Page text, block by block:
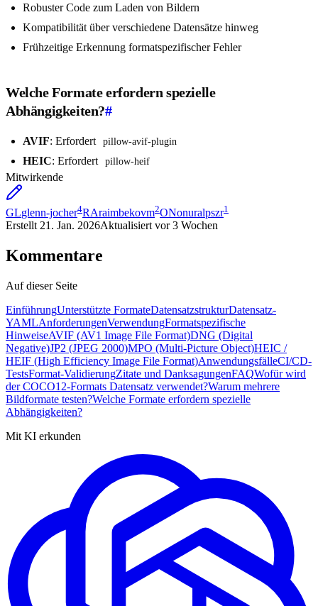
Robuster Code zum Laden von Bildern
Kompatibilität über verschiedene Datensätze hinweg
Frühzeitige Erkennung formatspezifischer Fehler
Welche Formate erfordern spezielle
Abhängigkeiten?#
AVIF: Erfordert pillow-avif-plugin
HEIC: Erfordert pillow-heif
Mitwirkende
GLglenn-jocher4RAraimbekovm2ONonuralpszr1
Erstellt 21. Jan. 2026Aktualisiert vor 3 Wochen
Kommentare
Auf dieser Seite
EinführungUnterstützte FormateDatensatzstrukturDatensatz-
YAMLAnforderungenVerwendungFormatspezifische
HinweiseAVIF (AV1 Image File Format)DNG (Digital
Negative)JP2 (JPEG 2000)MPO (Multi-Picture Object)HEIC /
HEIF (High Efficiency Image File Format)AnwendungsfälleCI/CD-
TestsFormat-ValidierungZitate und DanksagungenFAQWofür wird
der COCO12-Formats Datensatz verwendet?Warum mehrere
Bildformate testen?Welche Formate erfordern spezielle
Abhängigkeiten?
Mit KI erkunden